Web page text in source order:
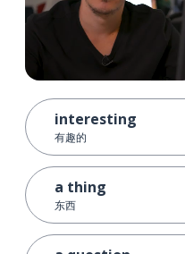
interesting
有趣的
a thing
东西